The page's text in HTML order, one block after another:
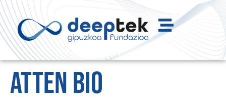
ATTEN BIO